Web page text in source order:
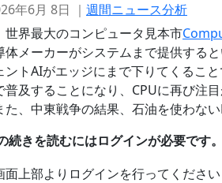
年6月 8日 ｜ 週間ニュース分析
世界最大のコンピュータ見本市
体メーカーがシステムまで提供する
ントAIがエッジにまで下りてくるこ
普及することになり、CPUに再び注
た、中東戦争の結果、石油を使わな
続きを読むにはログインが必要です。
面上部よりログインを行ってください